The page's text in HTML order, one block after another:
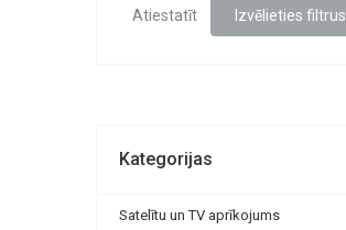
Atiestatīt Izvēlieties filtrus
Kategorijas
Satelītu un TV aprīkojums